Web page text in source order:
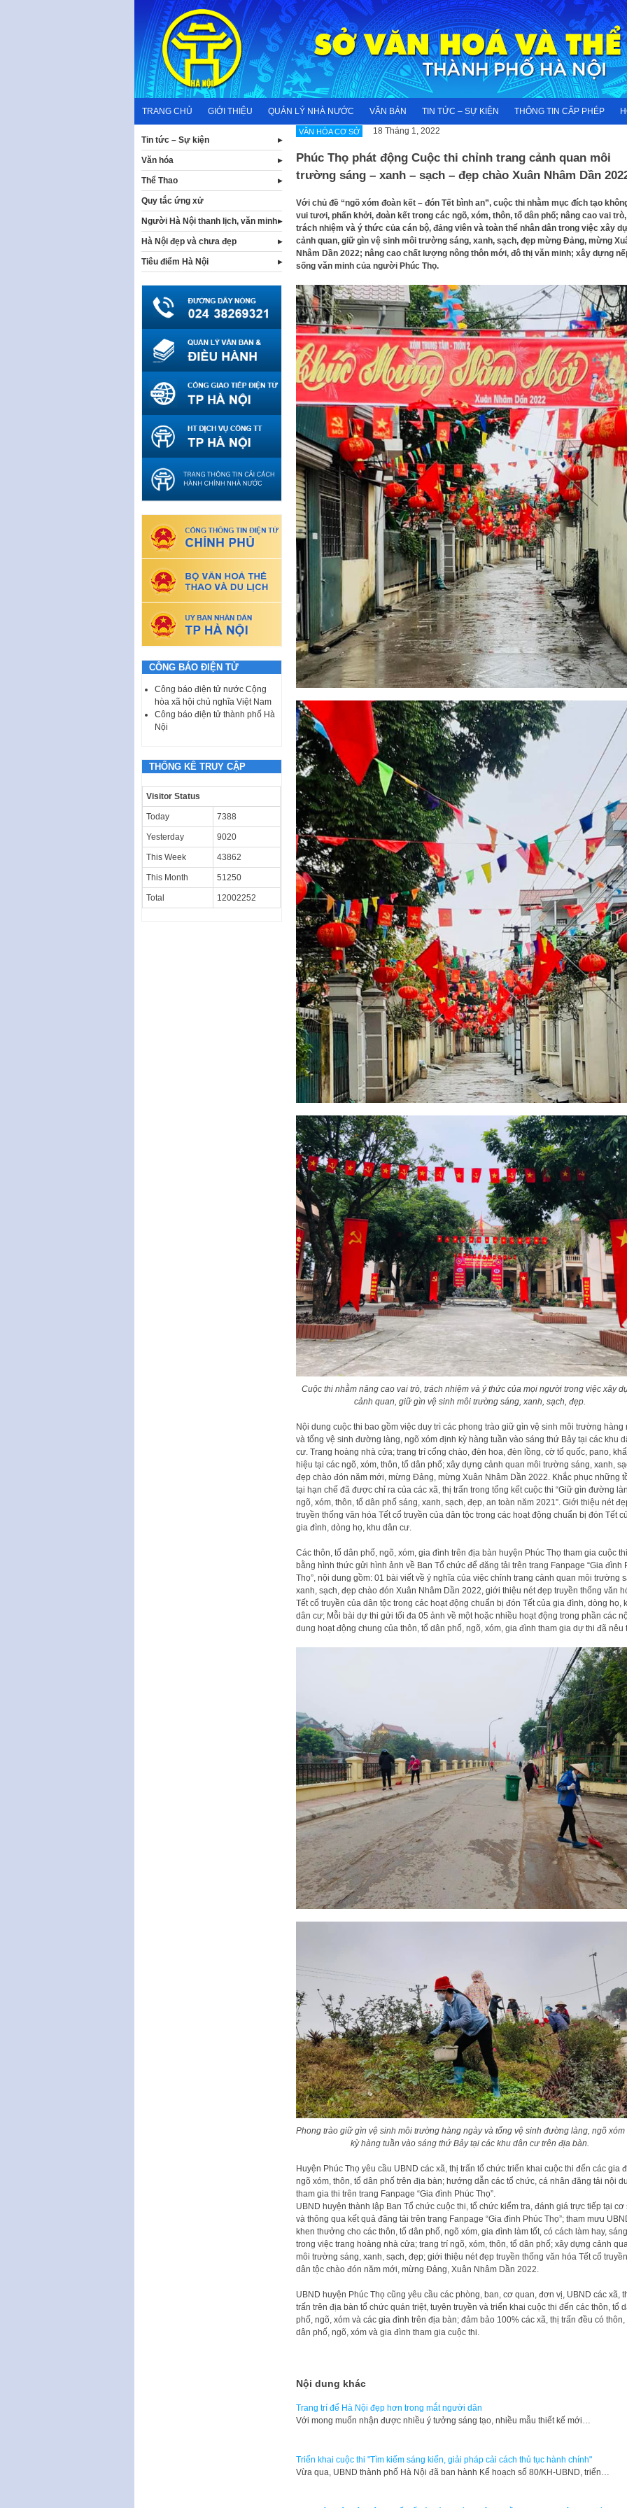
content
TRANG CHỦ GIỚI THIỆU QUẢN LÝ NHÀ NƯỚC VĂN BẢN TIN TỨC – SỰ KIỆN THÔNG TIN CẤP PHÉP
VĂN HÓA CƠ SỞ 18 Tháng 1, 2022
Phúc Thọ phát động Cuộc thi chỉnh trang cảnh quan môi
trường sáng – xanh – sạch – đẹp chào Xuân Nhâm Dần
Với chủ đề “ngõ xóm đoàn kết – đón Tết bình an”, cuộc thi nhằm mục đích tạo
vui tươi, phấn khởi, đoàn kết trong các ngõ, xóm, thôn, tổ dân phố; nâng cao vai trò,
trách nhiệm và ý thức của cán bộ, đảng viên và toàn thể nhân dân trong việc xây
cảnh quan, giữ gìn vệ sinh môi trường sáng, xanh, sạch, đẹp mừng Đảng, mừng
Nhâm Dần 2022; nâng cao chất lượng nông thôn mới, đô thị văn minh; xây dựng
sống văn minh của người Phúc Thọ.
Cuộc thi nhằm nâng cao vai trò, trách nhiệm và ý thức của mọi người trong việc xây
cảnh quan, giữ gìn vệ sinh môi trường sáng, xanh, sạch, đẹp.
Nội dung cuộc thi bao gồm việc duy trì các phong trào giữ gìn vệ sinh môi trường hàng
và tổng vệ sinh đường làng, ngõ xóm định kỳ hàng tuần vào sáng thứ Bảy tại các khu
cư. Trang hoàng nhà cửa; trang trí cổng chào, đèn hoa, đèn lồng, cờ tổ quốc, pano,
hiệu tại các ngõ, xóm, thôn, tổ dân phố; xây dựng cảnh quan môi trường sáng, xanh,
đẹp chào đón năm mới, mừng Đảng, mừng Xuân Nhâm Dần 2022. Khắc phục những
tại hạn chế đã được chỉ ra của các xã, thị trấn trong tổng kết cuộc thi “Giữ gìn đường
ngõ, xóm, thôn, tổ dân phố sáng, xanh, sạch, đẹp, an toàn năm 2021”. Giới thiệu nét
truyền thống văn hóa Tết cổ truyền của dân tộc trong các hoạt động chuẩn bị đón Tết
gia đình, dòng họ, khu dân cư.
Các thôn, tổ dân phố, ngõ, xóm, gia đình trên địa bàn huyện Phúc Thọ tham gia cuộc thi
bằng hình thức gửi hình ảnh về Ban Tổ chức để đăng tải trên trang Fanpage “Gia đình
Thọ”, nội dung gồm: 01 bài viết về ý nghĩa của việc chỉnh trang cảnh quan môi trường
xanh, sạch, đẹp chào đón Xuân Nhâm Dần 2022, giới thiệu nét đẹp truyền thống văn
Tết cổ truyền của dân tộc trong các hoạt động chuẩn bị đón Tết của gia đình, dòng họ,
dân cư; Mỗi bài dự thi gửi tối đa 05 ảnh về một hoặc nhiều hoạt động trong phần các
dung hoạt động chung của thôn, tổ dân phố, ngõ, xóm, gia đình tham gia dự thi đã nêu
Phong trào giữ gìn vệ sinh môi trường hàng ngày và tổng vệ sinh đường làng, ngõ xóm
kỳ hàng tuần vào sáng thứ Bảy tại các khu dân cư trên địa bàn.
Huyện Phúc Thọ yêu cầu UBND các xã, thị trấn tổ chức triển khai cuộc thi đến các gia
ngõ xóm, thôn, tổ dân phố trên địa bàn; hướng dẫn các tổ chức, cá nhân đăng tải nội
tham gia thi trên trang Fanpage “Gia đình Phúc Thọ”.
UBND huyện thành lập Ban Tổ chức cuộc thi, tổ chức kiểm tra, đánh giá trực tiếp tại cơ
và thông qua kết quả đăng tải trên trang Fanpage “Gia đình Phúc Thọ”; tham mưu
khen thưởng cho các thôn, tổ dân phố, ngõ xóm, gia đình làm tốt, có cách làm hay,
trong việc trang hoàng nhà cửa; trang trí ngõ, xóm, thôn, tổ dân phố; xây dựng cảnh
môi trường sáng, xanh, sạch, đẹp; giới thiệu nét đẹp truyền thống văn hóa Tết cổ
dân tộc chào đón năm mới, mừng Đảng, Xuân Nhâm Dần 2022.
UBND huyện Phúc Thọ cũng yêu cầu các phòng, ban, cơ quan, đơn vị, UBND các xã,
trấn trên địa bàn tổ chức quán triệt, tuyên truyền và triển khai cuộc thi đến các thôn, tổ
phố, ngõ, xóm và các gia đình trên địa bàn; đảm bảo 100% các xã, thị trấn đều có thôn,
dân phố, ngõ, xóm và gia đình tham gia cuộc thi.
Nội dung khác
Trang trí để Hà Nội đẹp hơn trong mắt người dân
Với mong muốn nhận được nhiều ý tưởng sáng tạo, nhiều mẫu thiết kế mới…
Triển khai cuộc thi "Tìm kiếm sáng kiến, giải pháp cải cách thủ tục hành chính"
Vừa qua, UBND thành phố Hà Nội đã ban hành Kế hoạch số 80/KH-UBND, triển…
Tin tức – Sự kiện
Văn hóa
Thể Thao
Quy tắc ứng xử
Người Hà Nội thanh lịch, văn minh
Hà Nội đẹp và chưa đẹp
Tiêu điểm Hà Nội
CÔNG BÁO ĐIỆN TỬ
Công báo điện tử nước Cộng
hòa xã hội chủ nghĩa Việt Nam
Công báo điện tử thành phố Hà
Nội
THỐNG KÊ TRUY CẬP
Visitor Status
Today 7388
Yesterday 9020
This Week 43862
This Month 51250
Total 12002252